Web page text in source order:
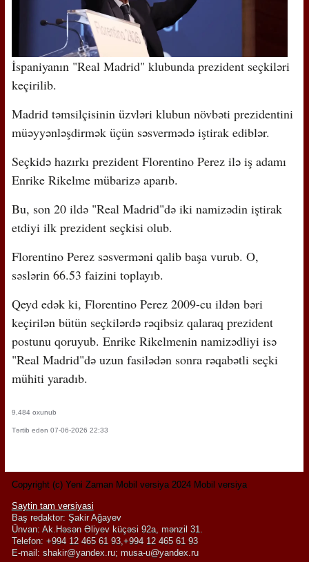
İspaniyanın "Real Madrid" klubunda prezident seçkiləri
keçirilib.
Madrid təmsilçisinin üzvləri klubun növbəti prezidentini
müəyyənləşdirmək üçün səsvermədə iştirak ediblər.
Seçkidə hazırkı prezident Florentino Perez ilə iş adamı
Enrike Rikelme mübarizə aparıb.
Bu, son 20 ildə "Real Madrid"də iki namizədin iştirak
etdiyi ilk prezident seçkisi olub.
Florentino Perez səsverməni qalib başa vurub. O,
səslərin 66.53 faizini toplayıb.
Qeyd edək ki, Florentino Perez 2009-cu ildən bəri
keçirilən bütün seçkilərdə rəqibsiz qalaraq prezident
postunu qoruyub. Enrike Rikelmenin namizədliyi isə
"Real Madrid"də uzun fasilədən sonra rəqabətli seçki
mühiti yaradıb.
9,484 oxunub
Tərtib edən 07-06-2026 22:33
Copyright (c) Yeni Zaman Mobil versiya 2024 Mobil versiya
Saytin tam versiyasi
Baş redaktor: Şakir Ağayev
Ünvan: Ak.Həsən Əliyev küçəsi 92a, mənzil 31.
Telefon: +994 12 465 61 93,+994 12 465 61 93
E-mail: shakir@yandex.ru; musa-u@yandex.ru